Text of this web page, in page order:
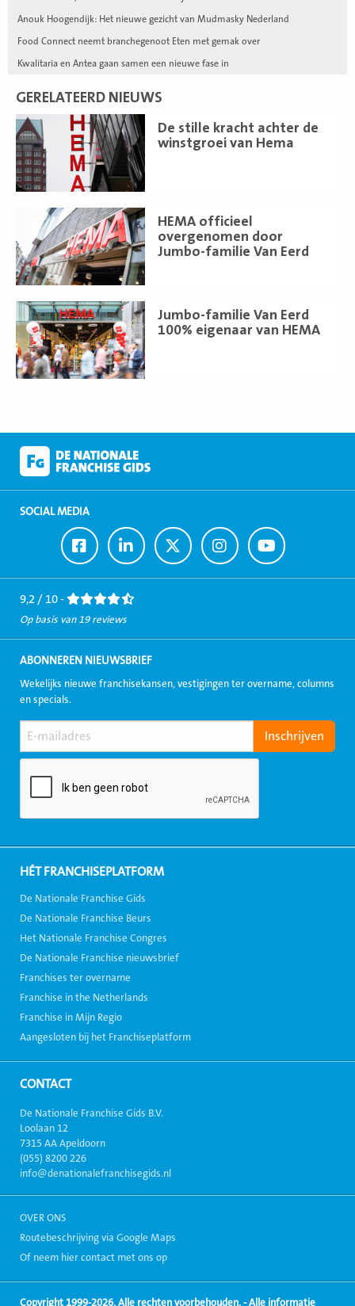
Anouk Hoogendijk: Het nieuwe gezicht van Mudmasky Nederland
Food Connect neemt branchegenoot Eten met gemak over
Kwalitaria en Antea gaan samen een nieuwe fase in
GERELATEERD NIEUWS
De stille kracht achter de
winstgroei van Hema
Lees
meer
HEMA officieel
overgenomen door
Jumbo-familie Van Eerd
meer
Jumbo-familie Van Eerd
100% eigenaar van HEMA
Lees
meer
SOCIAL MEDIA
Ga
naar
Facebook
Ga
naar
LinkedIn
Ga
naar
Twitter
Ga
naar
Instagram
Ga
naar
Youtube
9,2 / 10 -
Op basis van 19 reviews
ABONNEREN NIEUWSBRIEF
Wekelijks nieuwe franchisekansen, vestigingen ter overname, columns
en specials.
HÉT FRANCHISEPLATFORM
De Nationale Franchise Gids
De Nationale Franchise Beurs
Het Nationale Franchise Congres
De Nationale Franchise nieuwsbrief
Franchises ter overname
Franchise in the Netherlands
Franchise in Mijn Regio
Aangesloten bij het Franchiseplatform
CONTACT
De Nationale Franchise Gids B.V.
Loolaan 12
7315 AA Apeldoorn
(055) 8200 226
info@denationalefranchisegids.nl
OVER ONS
Routebeschrijving via Google Maps
Of neem hier contact met ons op
Copyright 1999-2026, Alle rechten voorbehouden. - Alle informatie